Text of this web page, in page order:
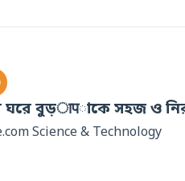
ঘরে বুড়ापাকে সহজ ও
Science & Technology